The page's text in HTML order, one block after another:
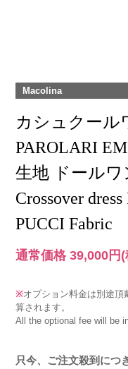
Macolina
カシュクール
PAROLARI
生地 ドールワ
Crossover
PUCCI Fabric
通常価格 39,000円 (
※オプション料金は別途
算されます。
All the optional fee will be
只今、ご注文殺到につ